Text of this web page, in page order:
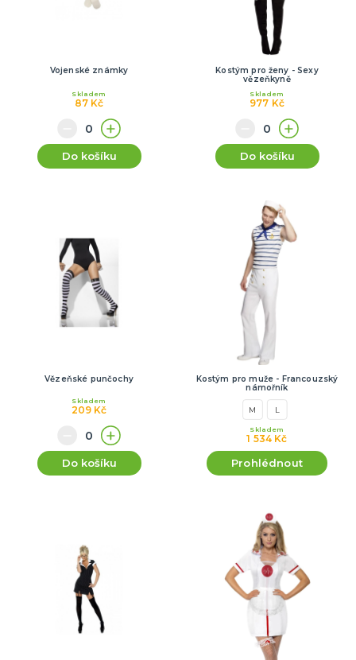
Vojenské známky
87 Kč
Skladem
Do košíku
Kostým pro ženy - Sexy
vězeňkyně
977 Kč
Skladem
Do košíku
Vězeňské punčochy
209 Kč
Skladem
Do košíku
Kostým pro muže - Francouzský
námořník
M L
1 534 Kč
Skladem
Prohlédnout